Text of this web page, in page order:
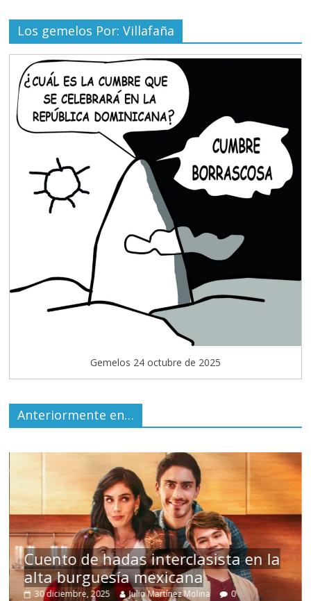
Los gemelos Por: Villafaña
Gemelos 24 octubre de 2025
Anteriormente en…
Cuento de hadas interclasista en la
alta burguesía mexicana
30 diciembre, 2025 Julio Martínez Molina 0